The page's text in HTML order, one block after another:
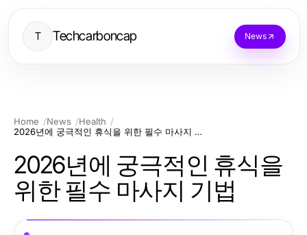
T Techcarboncap News
Home News
Health
2026년에 궁극적인 휴식을 위한 필수 마사지 기법
2026년에 궁극적인 휴식을
위한 필수 마사지 기법